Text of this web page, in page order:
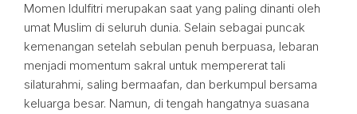
Momen Idulfitri merupakan saat yang paling dinanti oleh
umat Muslim di seluruh dunia. Selain sebagai puncak
kemenangan setelah sebulan penuh berpuasa, lebaran
menjadi momentum sakral untuk mempererat tali
silaturahmi, saling bermaafan, dan berkumpul bersama
keluarga besar. Namun, di tengah hangatnya suasana